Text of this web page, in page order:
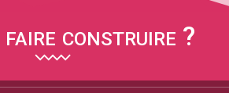
faire construire ?